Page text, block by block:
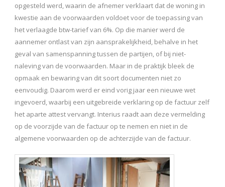
opgesteld werd, waarin de afnemer verklaart dat de woning in
kwestie aan de voorwaarden voldoet voor de toepassing van
het verlaagde btw-tarief van 6%. Op die manier werd de
aannemer ontlast van zijn aansprakelijkheid, behalve in het
geval van samenspanning tussen de partijen, of bij niet-
naleving van de voorwaarden. Maar in de praktijk bleek de
opmaak en bewaring van dit soort documenten niet zo
eenvoudig. Daarom werd er eind vorig jaar een nieuwe wet
ingevoerd, waarbij een uitgebreide verklaring op de factuur zelf
het aparte attest vervangt. Interius raadt aan deze vermelding
op de voorzijde van de factuur op te nemen en niet in de
algemene voorwaarden op de achterzijde van de factuur.